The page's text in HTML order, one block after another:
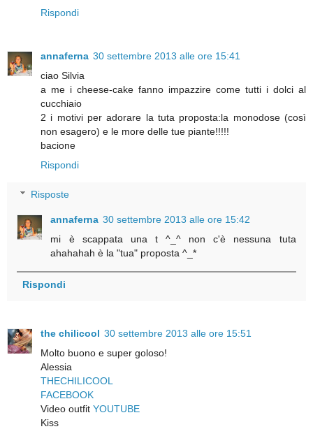
Rispondi
annaferna 30 settembre 2013 alle ore 15:41
ciao Silvia
a me i cheese-cake fanno impazzire come tutti i dolci al
cucchiaio
2 i motivi per adorare la tuta proposta:la monodose (così
non esagero) e le more delle tue piante!!!!!
bacione
Rispondi
Risposte
annaferna 30 settembre 2013 alle ore 15:42
mi è scappata una t ^_^ non c'è nessuna tuta
ahahahah è la "tua" proposta ^_*
Rispondi
the chilicool 30 settembre 2013 alle ore 15:51
Molto buono e super goloso!
Alessia
THECHILICOOL
FACEBOOK
Video outfit YOUTUBE
Kiss